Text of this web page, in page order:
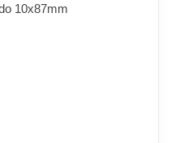
10x87mm